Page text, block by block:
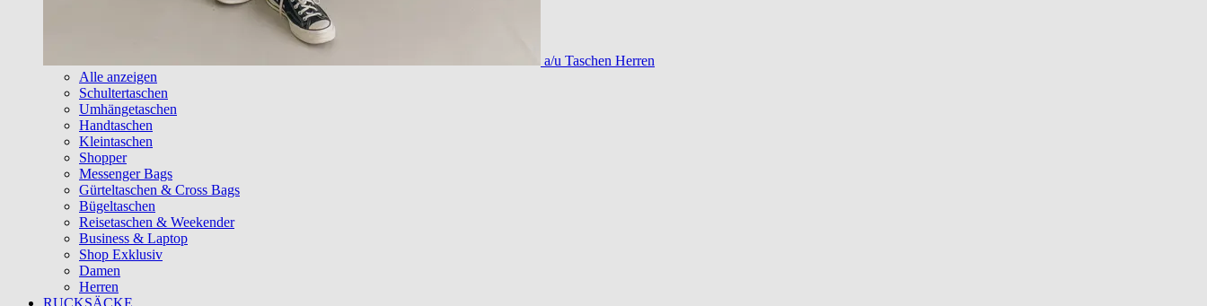
a/u Taschen Herren
Alle anzeigen
Schultertaschen
Umhängetaschen
Handtaschen
Kleintaschen
Shopper
Messenger Bags
Gürteltaschen & Cross Bags
Bügeltaschen
Reisetaschen & Weekender
Business & Laptop
Shop Exklusiv
Damen
Herren
RUCKSÄCKE